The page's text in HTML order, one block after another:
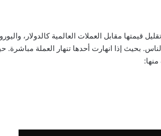
مقابل العملات العالمية كالدولار،
بحيث إذا انهارت أحدها تنهار العملة